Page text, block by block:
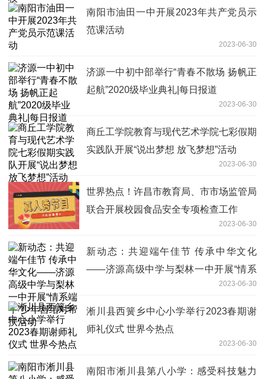
南阳市油田一中开展2023年共产党员示
范课活动
2023-06-30
济源一中初中部举行“青春不散场 扬帆正
起航”2020级毕业典礼|每日报道
2023-06-30
商丘工学院教育与现代艺术学院七彩假期
实践队开展“说出梦想 放飞梦想”活动
2023-06-30
世界热点！许昌市教育局、市市场监管局
联合开展校园食品安全专项检查工作
2023-06-30
新动态：共迎端午佳节 传承中华文化
——济源高级中学与梨林一中开展“情系
2023-06-30
淅川县西簧乡中心小学举行2023春期谢
师礼仪式 世界今热点
2023-06-30
南阳市淅川县第八小学：感受科技魅力